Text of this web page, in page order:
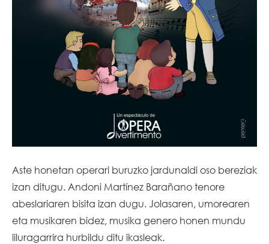
Aste honetan operari buruzko jardunaldi oso bereziak
izan ditugu. Andoni Martínez Barañano tenore
abeslariaren bisita izan dugu. Jolasaren, umorearen
eta musikaren bidez, musika genero honen mundu
liluragarrira hurbildu ditu ikasleak.